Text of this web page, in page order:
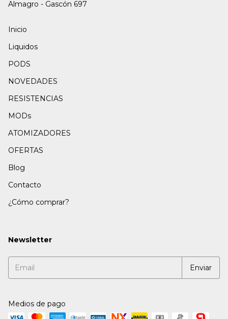
Almagro - Gascón 697
Inicio
Liquidos
PODS
NOVEDADES
RESISTENCIAS
MODs
ATOMIZADORES
OFERTAS
Blog
Contacto
¿Cómo comprar?
Newsletter
Medios de pago